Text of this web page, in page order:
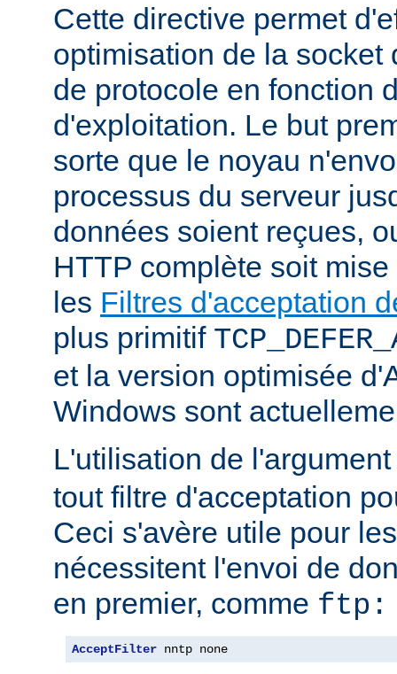
Cette directive permet
optimisation de la socket
de protocole en fonction
d'exploitation. Le but
sorte que le noyau
processus du serveur
données soient reçues,
HTTP complète soit
les Filtres d'acceptation
plus primitif
et la version optimisée
Windows sont
L'utilisation de
tout filtre d'acceptation
Ceci s'avère utile pour
nécessitent l'envoi de
en premier, comme ftp:
AcceptFilter nntp none